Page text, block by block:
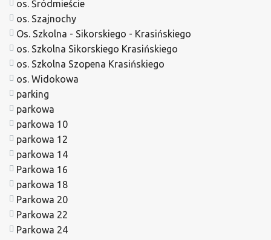
os. Śródmieście
os. Szajnochy
Os. Szkolna - Sikorskiego - Krasińskiego
os. Szkolna Sikorskiego Krasińskiego
os. Szkolna Szopena Krasińskiego
os. Widokowa
parking
parkowa
parkowa 10
parkowa 12
parkowa 14
Parkowa 16
parkowa 18
Parkowa 20
Parkowa 22
Parkowa 24